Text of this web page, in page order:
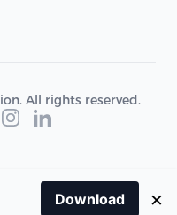
All rights reserved.
Download ×